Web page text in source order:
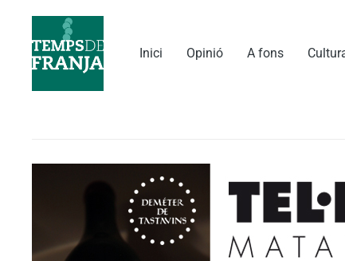
contingut
Inici Opinió A fons